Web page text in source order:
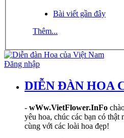
Bài viết gần đây
Thêm...
Đăng nhập
DIỄN ĐÀN HOA
- wWw.VietFlower.InFo
yêu hoa, chúc các bạn có
cùng với các loài hoa đẹp!